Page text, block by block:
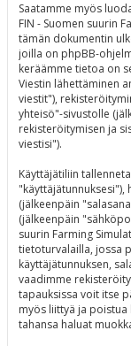
Saatamme myös
FIN - Suomen suurin
tämän dokumentin
joilla on phpBB-
keräämme tietoa on
Viestin lähettäminen
viestit"),
yhteisö"-sivustolle
rekisteröitymisen ja
viestisi").
Käyttäjätiliin
"käyttäjätunnuksesi"),
(jälkeenpäin
(jälkeenpäin
suurin Farming
tietoturvalailla, jossa
käyttäjätunnuksen,
vaadimme
tapauksissa voit itse
myös liittyä ja
tahansa haluat